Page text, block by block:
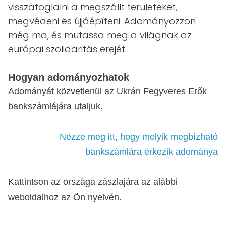
visszafoglalni a megszállt területeket,
megvédeni és újjáépíteni. Adományozzon
még ma, és mutassa meg a világnak az
európai szolidaritás erejét.
Hogyan adományozhatok
Adományát közvetlenül az Ukrán Fegyveres Erők
bankszámlájára utaljuk.
Nézze meg itt, hogy melyik megbízható
bankszámlára érkezik adománya
Kattintson az országa zászlajára az alábbi
weboldalhoz az Ön nyelvén.